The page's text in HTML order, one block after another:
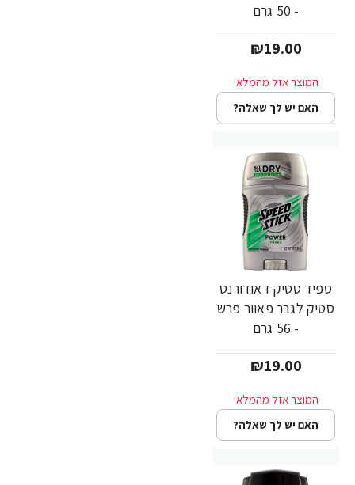
- 50 גרם
₪19.00
האם יש לך שאלה?
ספיד סטיק דאודורנט
סטיק לגבר פאוור פרש
- 56 גרם
₪19.00
האם יש לך שאלה?